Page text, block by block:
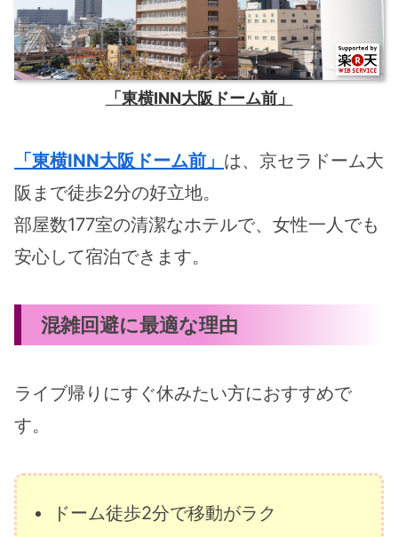
「東横INN大阪ドーム前」
「東横INN大阪ドーム前」 は、京セラドーム大
阪まで徒歩2分の好立地。
部屋数177室の清潔なホテルで、女性一人でも
安心して宿泊できます。
混雑回避に最適な理由
ライブ帰りにすぐ休みたい方におすすめで
す。
ドーム徒歩2分で移動がラク